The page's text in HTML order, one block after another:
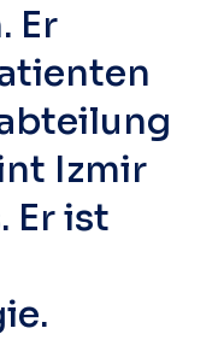
Er
Izmir
Er ist